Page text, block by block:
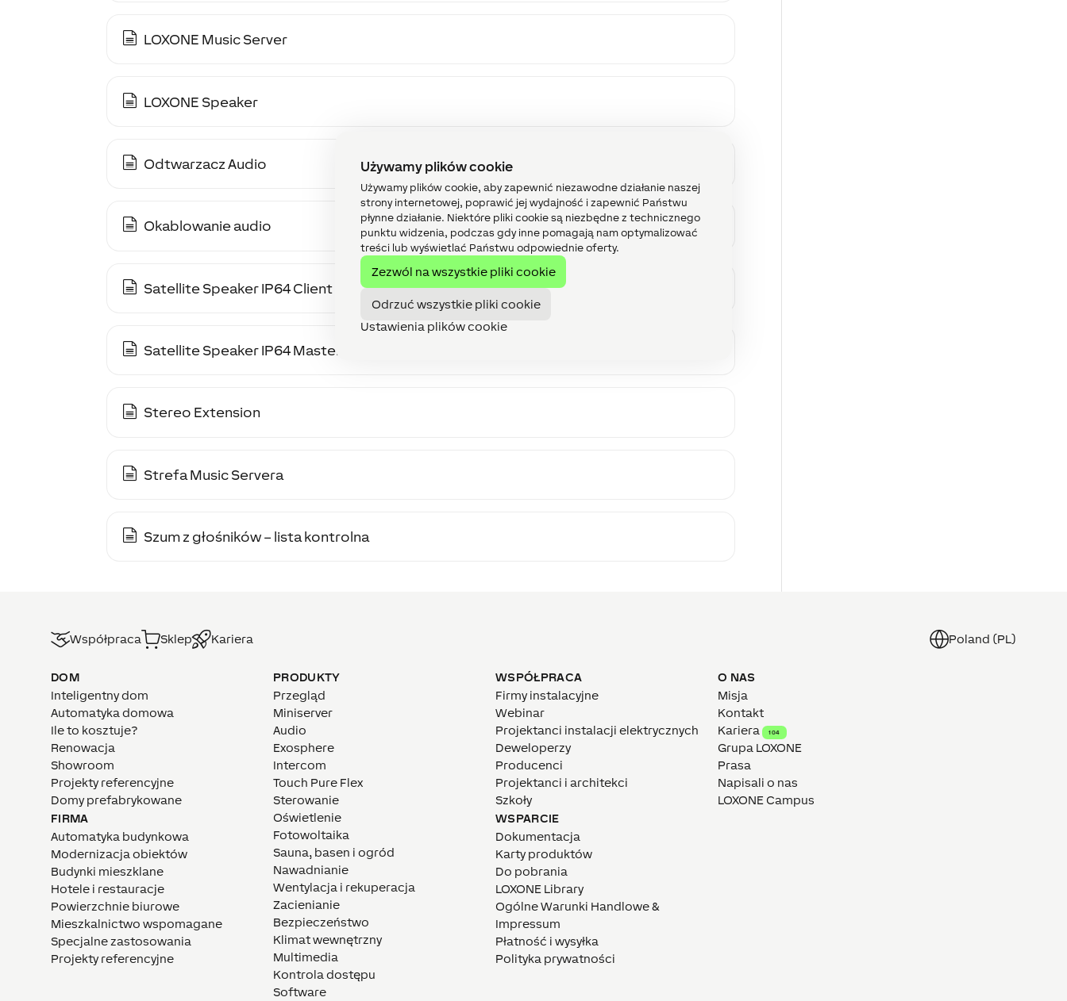
Używamy plików cookie
Używamy plików cookie, aby zapewnić niezawodne działanie naszej
strony internetowej, poprawić jej wydajność i zapewnić Państwu
płynne działanie. Niektóre pliki cookie są niezbędne z technicznego
punktu widzenia, podczas gdy inne pomagają nam optymalizować
treści lub wyświetlać Państwu odpowiednie oferty.
Zezwól na wszystkie pliki cookie
Odrzuć wszystkie pliki cookie
Ustawienia plików cookie
LOXONE Music Server
LOXONE Speaker
Odtwarzacz Audio
Okablowanie audio
Satellite Speaker IP64 Client
Satellite Speaker IP64 Master
Stereo Extension
Strefa Music Servera
Szum z głośników – lista kontrolna
Współpraca Sklep Kariera Poland (PL)
DOM
Inteligentny dom
Automatyka domowa
Ile to kosztuje?
Renowacja
Showroom
Projekty referencyjne
Domy prefabrykowane
FIRMA
Automatyka budynkowa
Modernizacja obiektów
Budynki mieszklane
Hotele i restauracje
Powierzchnie biurowe
Mieszkalnictwo wspomagane
Specjalne zastosowania
Projekty referencyjne
PRODUKTY
Przegląd
Miniserver
Audio
Exosphere
Intercom
Touch Pure Flex
Sterowanie
Oświetlenie
Fotowoltaika
Sauna, basen i ogród
Nawadnianie
Wentylacja i rekuperacja
Zacienianie
Bezpieczeństwo
Klimat wewnętrzny
Multimedia
Kontrola dostępu
Software
WSPÓŁPRACA
Firmy instalacyjne
Webinar
Projektanci instalacji elektrycznych
Deweloperzy
Producenci
Projektanci i architekci
Szkoły
WSPARCIE
Dokumentacja
Karty produktów
Do pobrania
LOXONE Library
Ogólne Warunki Handlowe &
Impressum
Płatność i wysyłka
Polityka prywatności
O NAS
Misja
Kontakt
Kariera
104
Grupa LOXONE
Prasa
Napisali o nas
LOXONE Campus